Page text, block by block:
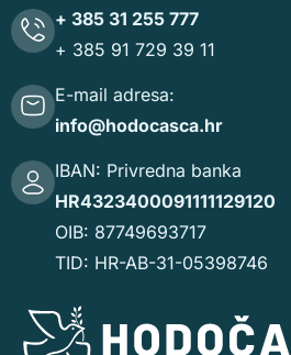
+ 385 31 255 777
+ 385 91 729 39 11
E-mail adresa:
info@hodocasca.hr
IBAN: Privredna banka
HR4323400091111129120
OIB: 87749693717
TID: HR-AB-31-05398746